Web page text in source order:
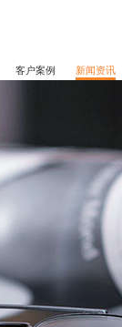
客户案例 新闻资讯